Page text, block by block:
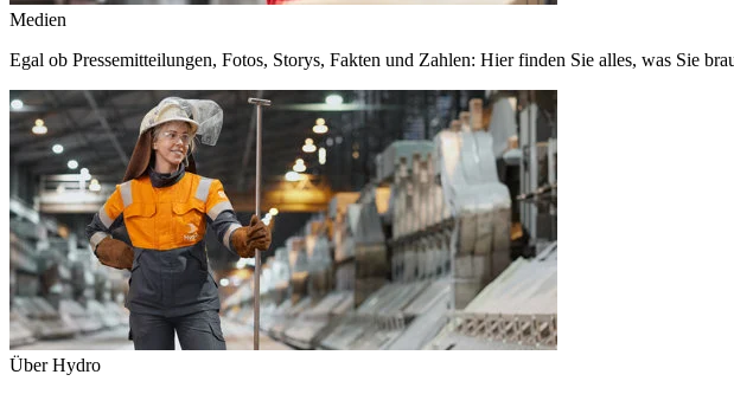
Medien
Egal ob Pressemitteilungen, Fotos, Storys, Fakten und Zahlen: Hier finden Sie alles, was Sie
Über Hydro